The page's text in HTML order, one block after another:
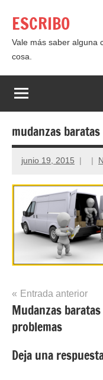
contenido
ESCRIBO
Vale más saber alguna
cosa.
mudanzas
junio 19, 2015
Navegación
de
entradas
Entrada anterior
Mudanzas
problemas
Deja una